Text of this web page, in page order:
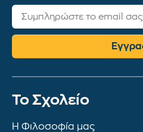
To Σχολείο
Η Φιλοσοφία μας